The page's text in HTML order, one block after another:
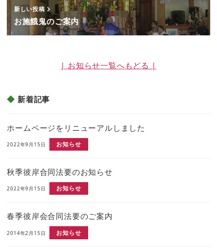
新しい投稿
お施餓鬼のご案内
| お知らせ一覧へもどる |
新着記事
ホームページをリニューアルしました
2022年9月15日 お知らせ
秋季彼岸合同法要のお知らせ
2022年9月15日 お知らせ
春季彼岸会合同法要のご案内
2014年2月15日 お知らせ